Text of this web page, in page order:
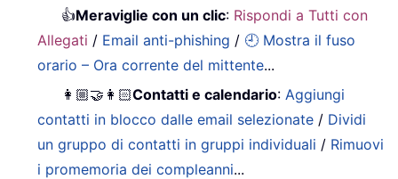
👍Meraviglie con un clic: Rispondi a Tutti con
Allegati / Email anti-phishing / 🕘 Mostra il fuso
orario – Ora corrente del mittente...
👩🏼‍🤝‍👩🏻Contatti e calendario: Aggiungi
contatti in blocco dalle email selezionate / Dividi
un gruppo di contatti in gruppi individuali / Rimuovi
i promemoria dei compleanni...